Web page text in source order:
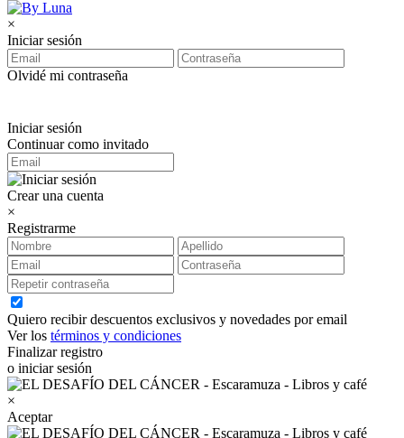
×
Iniciar sesión
Olvidé mi contraseña
Iniciar sesión
Continuar como invitado
Crear una cuenta
×
Registrarme
Quiero recibir descuentos exclusivos y novedades por email
Ver los términos y condiciones
Finalizar registro
o iniciar sesión
×
Aceptar